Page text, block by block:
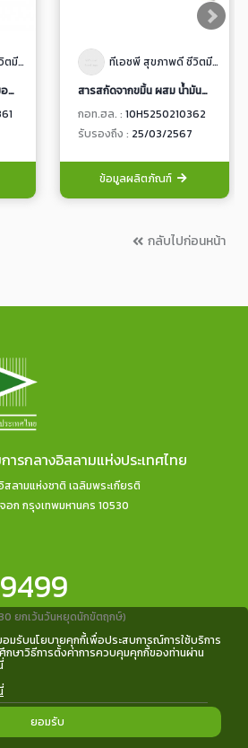
ทีเอชพี สุขภาพดี ชีวิตมีสุข
พรีมาแคป ผลิตภัณฑ์เสริมอาหาร ชนิดแคปซูลนิ่ม
ทีเอชพี สุขภาพดี ชีวิตมีสุข
สารสกัดจากขมิ้น ผสม น้ำมันรำข้าว ผลิตภัณฑ์เสริมอาหาร ชนิดแคปซูลนิ่ม
กอท.ฮล. : 10H5250210362
รับรองถึง : 25/03/2567
ข้อมูลผลิตภัณฑ์
กลับไปก่อนหน้า
รกลางอิสลามแห่งประเทศไทย
ลามแห่งชาติ เฉลิมพระเกียรติ
ก กรุงเทพมหานคร 10530
ยกเว้นวันหยุดนักขัตฤกษ์)
กงานคณะกรรมการกลางอิสลามแห่ง
มรับนโยบายคุกกี้เพื่อประสบการณ์การใช้บริการ
กษาวิธีการตั้งค่าการควบคุมคุกกี้ของท่านผ่าน
ยอมรับ